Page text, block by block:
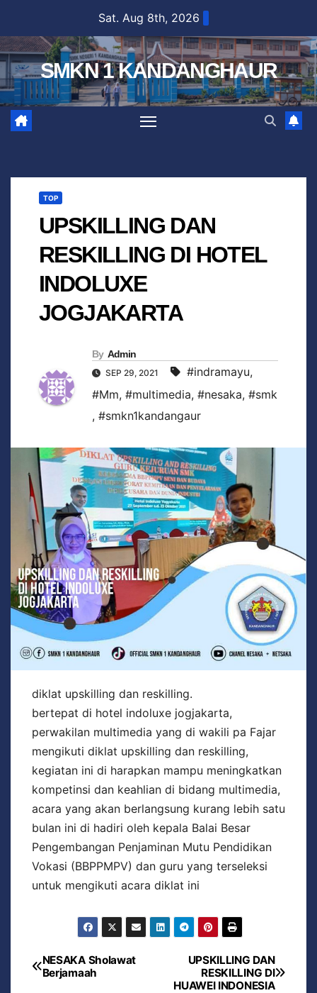
Sat. Aug 8th, 2026
SMKN 1 KANDANGHAUR
TOP
UPSKILLING DAN
RESKILLING DI HOTEL
INDOLUXE
JOGJAKARTA
By Admin
SEP 29, 2021 #indramayu,
#Mm, #multimedia, #nesaka, #smk
, #smkn1kandangaur
diklat upskilling dan reskilling.
bertepat di hotel indoluxe jogjakarta,
perwakilan multimedia yang di wakili pa Fajar
mengikuti diklat upskilling dan reskilling,
kegiatan ini di harapkan mampu meningkatkan
kompetinsi dan keahlian di bidang multimedia,
acara yang akan berlangsung kurang lebih satu
bulan ini di hadiri oleh kepala Balai Besar
Pengembangan Penjaminan Mutu Pendidikan
Vokasi (BBPPMPV) dan guru yang terseleksi
untuk mengikuti acara diklat ini
UPSKILLING DAN
RESKILLING DI
HUAWEI INDONESIA
NESAKA Sholawat
Berjamaah